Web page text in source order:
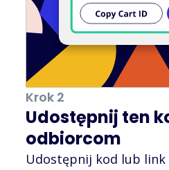
Krok 2
Udostępnij ten
odbiorcom
Udostępnij kod lub